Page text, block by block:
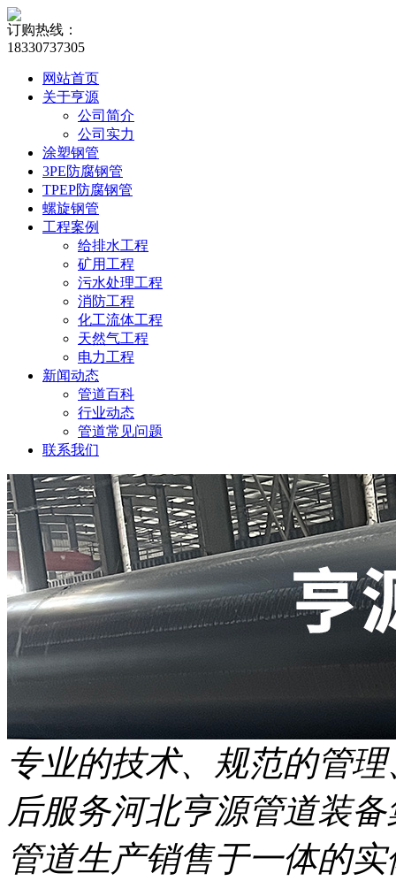
订购热线：
18330737305
网站首页
关于亨源
公司简介
公司实力
涂塑钢管
3PE防腐钢管
TPEP防腐钢管
螺旋钢管
工程案例
给排水工程
矿用工程
污水处理工程
消防工程
化工流体工程
天然气工程
电力工程
新闻动态
管道百科
行业动态
管道常见问题
联系我们
专业的技术、规范的管
后服务河北亨源管道装
管道生产销售于一体的